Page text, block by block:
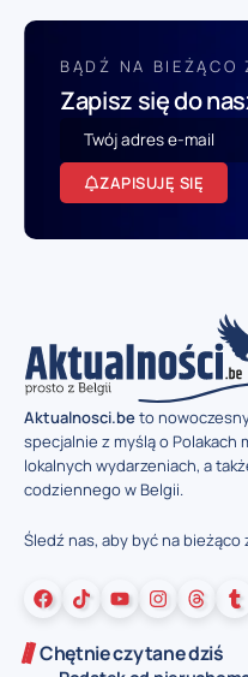
BĄDŹ NA BIEŻĄCO
Zapisz się do
ZAPISUJĘ SIĘ
Aktualnosci.beto
specjalnie z myślą o Polakach
lokalnych wydarzeniach, a
codziennego w Belgii.
Śledź nas, aby być na bieżąco
Chętnie czytane dziś